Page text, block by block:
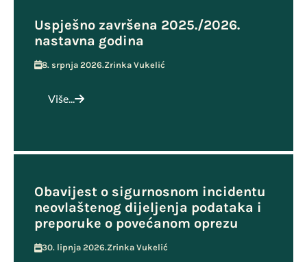
Uspješno završena 2025./2026.
nastavna godina
8. srpnja 2026.Zrinka Vukelić
Više...
Obavijest o sigurnosnom incidentu
neovlaštenog dijeljenja podataka i
preporuke o povećanom oprezu
30. lipnja 2026.Zrinka Vukelić